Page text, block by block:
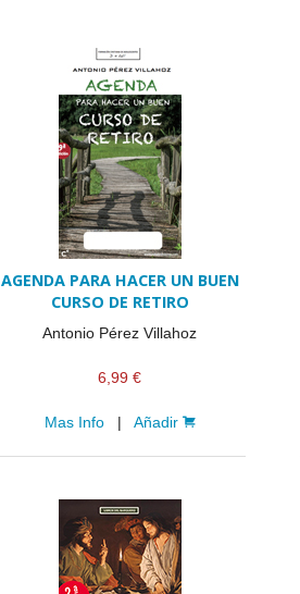
AGENDA PARA HACER UN BUEN
CURSO DE RETIRO
Antonio Pérez Villahoz
6,99 €
Mas Info| Añadir